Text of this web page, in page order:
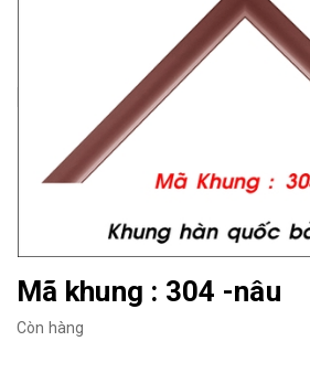
Mã khung : 304 -nâu
Còn hàng